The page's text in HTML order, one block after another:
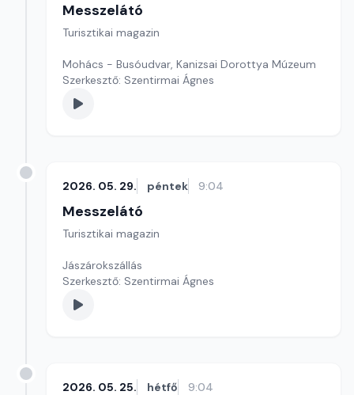
Messzelátó
Turisztikai magazin
Mohács - Busóudvar, Kanizsai Dorottya Múzeum
Szerkesztő: Szentirmai Ágnes
2026. 05. 29. péntek 9:04
Messzelátó
Turisztikai magazin
Jászárokszállás
Szerkesztő: Szentirmai Ágnes
2026. 05. 25. hétfő 9:04